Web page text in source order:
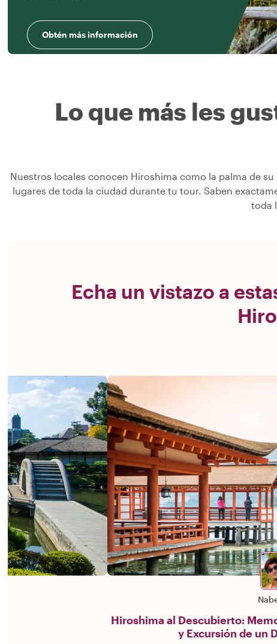
Obtén más información
Lo que más les
Nuestros locales conocen Hiroshima como la palma de
lugares de toda la ciudad durante tu tour. Saben
toda
Echa un vistazo a
Hiroshima al Descubierto:
y Excursión de un